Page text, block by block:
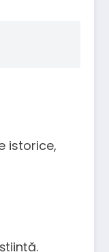
istorice,